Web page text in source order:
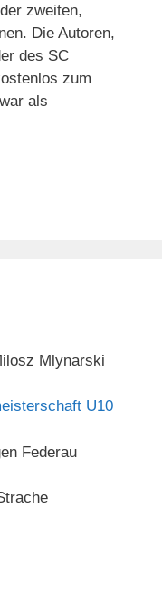
zweiten,
Die Autoren,
des SC
zum
als
Mlynarski
U10
Federau